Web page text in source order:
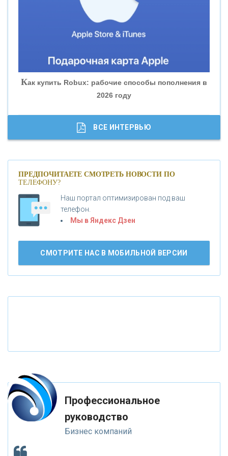
«БАНК ГЛОБЭКС»
«СОВКОМБАНК»
«ГАЗПРОМБАНК»
«МОСКОВСКИЙ КРЕДИТНЫЙ БАНК»
«БАНК ВОЗРОЖДЕНИЕ»
АО «КРЕДИТ ЕВРОПА БАНК»
«ФК ОТКРЫТИЕ»
«ЗАПСИБКОМБАНК»
«РОСЕВРОБАНК»
Как купить Robux: рабочие способы пополнения в
2026 году
Банки.ру обновил логотип впервые за 19 лет -
ВСЕ ИНТЕРВЬЮ
ПРЕДПОЧИТАЕТЕ СМОТРЕТЬ НОВОСТИ ПО
ТЕЛЕФОНУ?
Наш портал оптимизирован под ваш
телефон.
Мы в Яндекс Дзен
СМОТРИТЕ НАС В МОБИЛЬНОЙ ВЕРСИИ
Профессиональное
руководство
Бизнес компаний